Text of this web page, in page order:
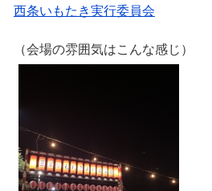
西条いもたき実行委員会
（会場の雰囲気はこんな感じ）